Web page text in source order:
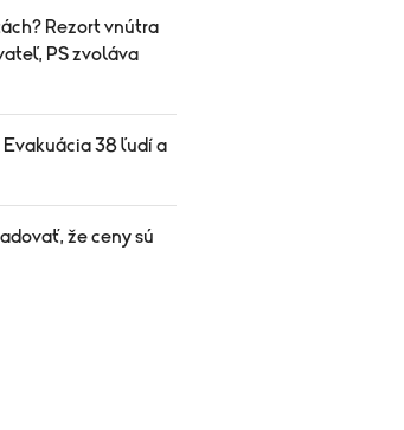
Rezort vnútra
PS zvoláva
Evakuácia 38 ľudí a
že ceny sú